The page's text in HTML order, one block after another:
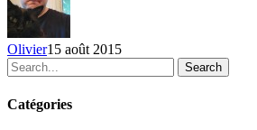
semaine
du
9
au
15
2015
Olivier15 août 2015
Search
Catégories